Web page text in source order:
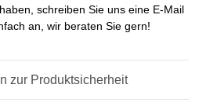
schreiben Sie uns eine E-Mail
an, wir beraten Sie gern!
zur Produktsicherheit